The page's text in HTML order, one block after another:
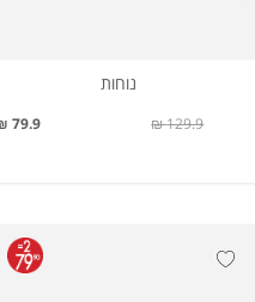
נוחות
79.9 ₪ 129.9 ₪